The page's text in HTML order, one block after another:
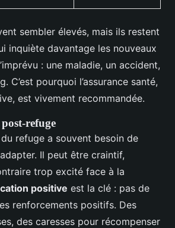
sembler élevés, mais ils restent
inquiète davantage les nouveaux
: une maladie, un accident,
C’est pourquoi l’assurance santé,
est vivement recommandée.
refuge
refuge a souvent besoin de
Il peut être craintif,
trop excité face à la
positive est la clé : pas de
renforcements positifs. Des
des caresses pour récompenser